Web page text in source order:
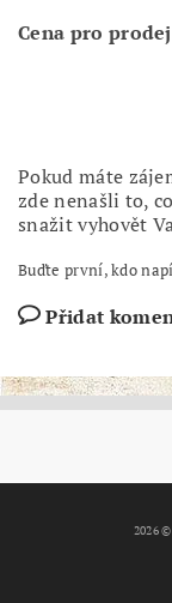
Cena pro
Pokud máte
zde nenašli to,
snažit vyhovět
Buďte první, kdo
Přidat
2026